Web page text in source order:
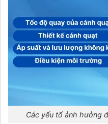
Các yếu tố ảnh hưởng